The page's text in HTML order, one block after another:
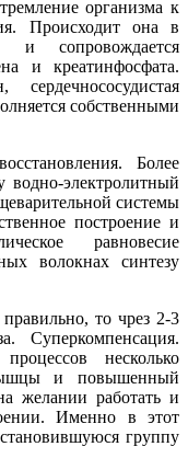
организма к
Происходит она в
и сопровождается
и креатинфосфата.
собственными
Более
электролитный
системы
построение и
равновесие
волокнах синтезу
то чрез 2-3
Суперкомпенсация.
несколько
мышцы и повышенный
желании работать и
Именно в этот
группу